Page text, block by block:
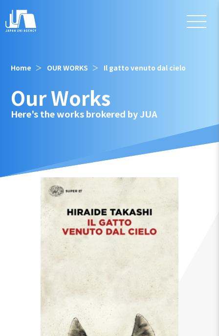
Home OUR WORKS Il gatto venuto dal cielo
Our Works
Here's the works brokered by JUA